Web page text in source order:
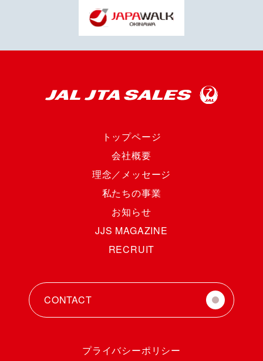
トップページ
会社概要
理念／メッセージ
私たちの事業
お知らせ
JJS MAGAZINE
RECRUIT
CONTACT
プライバシーポリシー